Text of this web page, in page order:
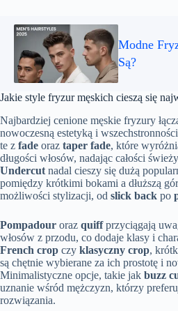
Modne
Są?
Jakie style fryzur męskich cieszą się
Najbardziej cenione męskie fryzury
nowoczesną estetyką i
te z fade oraz taper fade, które
długości włosów, nadając całości
Undercut nadal cieszy się dużą
pomiędzy krótkimi bokami a dłuższą
możliwości stylizacji, od slick back po
Pompadour oraz quiffprzyciągają
włosów z przodu, co dodaje klasy i
French crop czy klasyczny crop,
są chętnie wybierane za ich prostotę i
Minimalistyczne opcje, takie jak buzz
uznanie wśród mężczyzn, którzy
rozwiązania.